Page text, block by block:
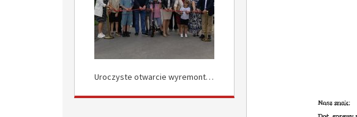
Uroczyste otwarcie wyremontowanych dróg w Załuskowie